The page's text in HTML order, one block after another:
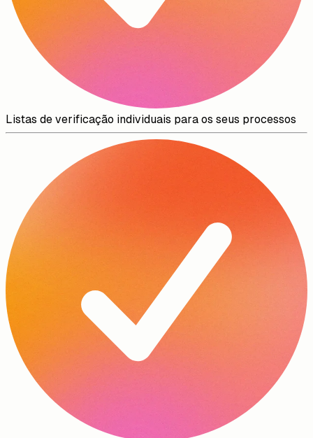
Listas de verificação individuais para os seus processos